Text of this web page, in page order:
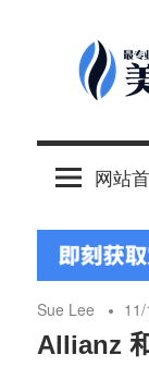
content
美
人
寿
最
国
保
网站
Sue Lee
Allianz